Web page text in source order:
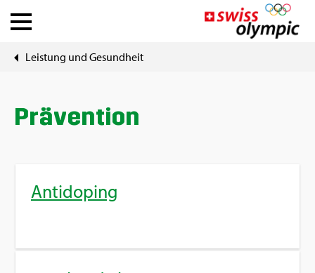
Ver­bän­de
Ath­le­te Hub
Leis­tung und Ge­sund­heit
Prä­ven­ti­on
An­ti­do­ping